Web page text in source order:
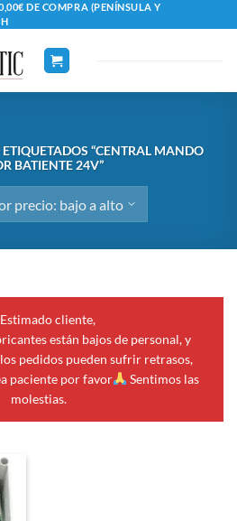
DE COMPRA (PENÍNSULA Y
ETIQUETADOS “CENTRAL MANDO
BATIENTE 24V”
Estimado cliente,
están bajos de personal, y
pedidos pueden sufrir retrasos,
paciente por favor
Sentimos las
molestias.